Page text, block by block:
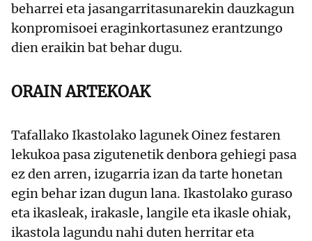
beharrei eta jasangarritasunarekin dauzkagun
konpromisoei eraginkortasunez erantzungo
dien eraikin bat behar dugu.
ORAIN ARTEKOAK
Tafallako Ikastolako lagunek Oinez festaren
lekukoa pasa zigutenetik denbora gehiegi pasa
ez den arren, izugarria izan da tarte honetan
egin behar izan dugun lana. Ikastolako guraso
eta ikasleak, irakasle, langile eta ikasle ohiak,
ikastola lagundu nahi duten herritar eta